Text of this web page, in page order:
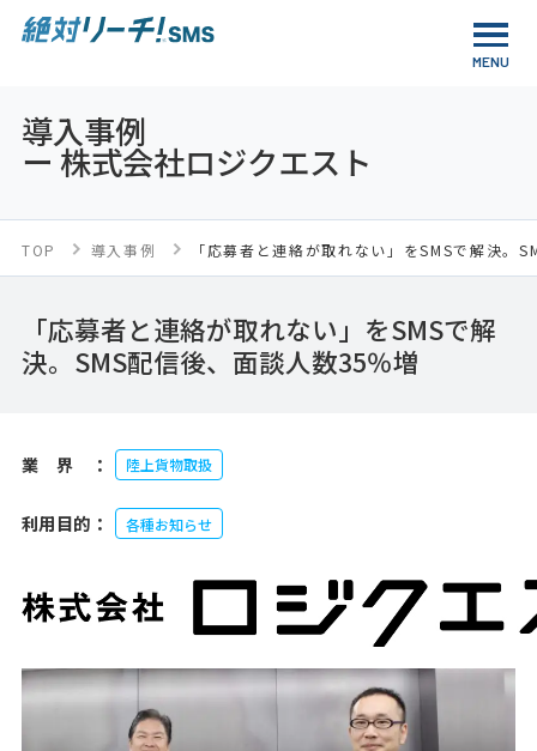
導入事例
ー 株式会社ロジクエスト
TOP 導入事例 「応募者と連絡が取れない」をSMSで解決。
「応募者と連絡が取れない」をSMSで解
決。SMS配信後、面談人数35％増
業界： 陸上貨物取扱
利用目的： 各種お知らせ